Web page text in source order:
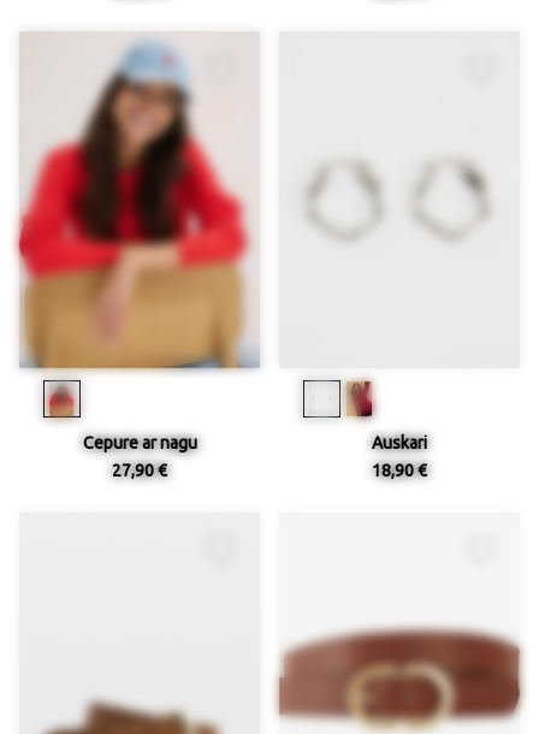
Cepure ar nagu
27,90 €
Auskari
18,90 €